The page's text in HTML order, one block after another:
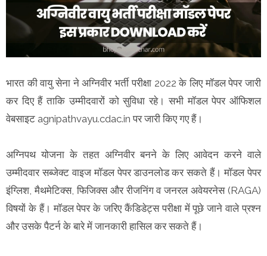
भारत की वायु सेना ने अग्निवीर भर्ती परीक्षा 2022 के लिए मॉडल पेपर जारी
कर दिए हैं ताकि उम्मीदवारों को सुविधा रहे। सभी मॉडल पेपर ऑफिशल
वेबसाइट agnipathvayu.cdac.in पर जारी किए गए हैं।
अग्निपथ योजना के तहत अग्निवीर बनने के लिए आवेदन करने वाले
उम्मीदवार सब्जेक्ट वाइज मॉडल पेपर डाउनलोड कर सकते हैं। मॉडल पेपर
इंग्लिश, मैथमेटिक्स, फिजिक्स और रीजनिंग व जनरल अवेयरनेस (RAGA)
विषयों के हैं। मॉडल पेपर के जरिए कैंडिडेट्स परीक्षा में पूछे जाने वाले प्रश्न
और उसके पैटर्न के बारे में जानकारी हासिल कर सकते हैं।